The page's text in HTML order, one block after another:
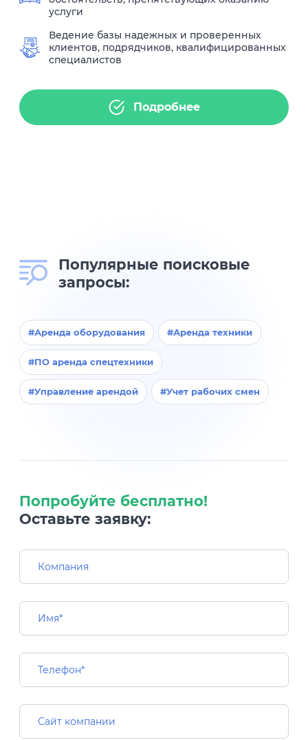
услуги
Ведение базы надежных и проверенных
клиентов, подрядчиков, квалифицированных
специалистов
Подробнее
Популярные поисковые
запросы:
#Аренда оборудования #Аренда техники
#ПО аренда спецтехники
#Управление арендой #Учет рабочих смен
Попробуйте бесплатно!
Оставьте заявку: